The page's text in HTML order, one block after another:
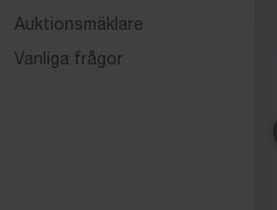
Auktionsmäklare
Vanliga frågor